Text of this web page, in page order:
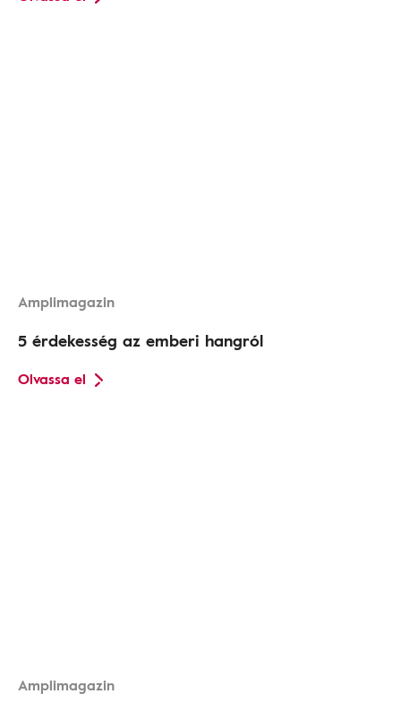
Amplimagazin
5 érdekesség az emberi hangról
Olvassa el
Amplimagazin